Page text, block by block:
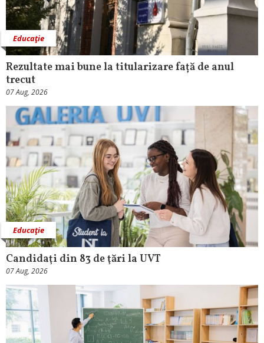
Educaţie
Rezultate mai bune la titularizare față de anul
trecut
07 Aug, 2026
Educaţie
Candidaţi din 83 de ţări la UVT
07 Aug, 2026